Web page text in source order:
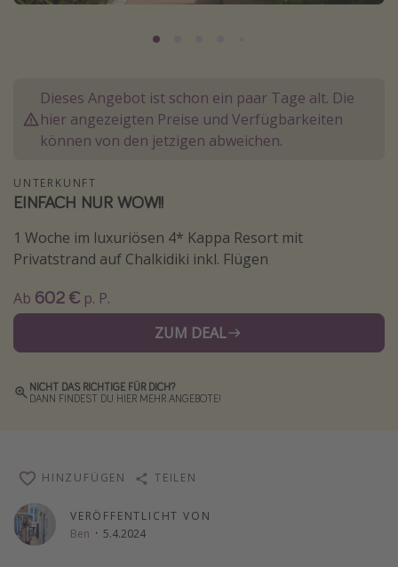
Kefalonia Urlaub
Krabi Urlaub
Sri Lanka Rundreise
Alle Reisethemen
Roadtrips
Strandurlaub
Gruppenreisen
Hotels in Hamburg
Dieses Angebot ist schon ein paar Tage alt. Die
hier angezeigten Preise und Verfügbarkeiten
können von den jetzigen abweichen.
UNTERKUNFT
EINFACH NUR WOW!!
1 Woche im luxuriösen 4* Kappa Resort mit
Privatstrand auf Chalkidiki inkl. Flügen
Ab 602 € p. P.
ZUM DEAL
NICHT DAS RICHTIGE FÜR DICH?
DANN FINDEST DU HIER MEHR ANGEBOTE!
VERÖFFENTLICHT VON
Ben · 5.4.2024
HINZUFÜGEN TEILEN